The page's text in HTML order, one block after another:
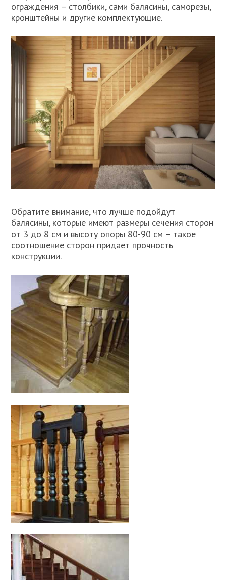
ограждения – столбики, сами балясины, саморезы,
кронштейны и другие комплектующие.
Обратите внимание, что лучше подойдут
балясины, которые имеют размеры сечения сторон
от 3 до 8 см и высоту опоры 80-90 см – такое
соотношение сторон придает прочность
конструкции.